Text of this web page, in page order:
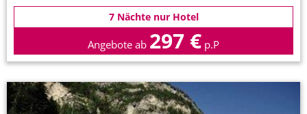
7 Nächte nur Hotel
Angebote ab 297 € p.P